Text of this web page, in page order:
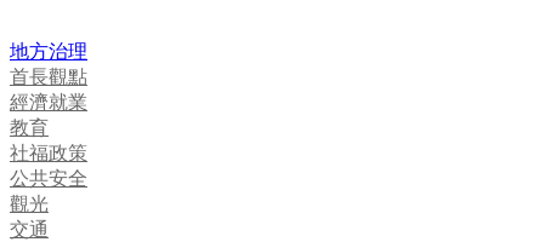
地方治理
首長觀點
經濟就業
教育
社福政策
公共安全
觀光
交通